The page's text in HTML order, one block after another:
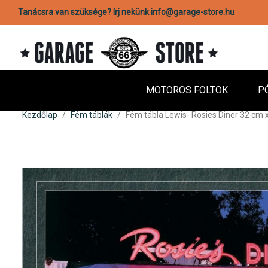
Tanácsra van szüksége? írj nekünk info@garage-store.hu
MOTOROS FOLTOK
Kezdőlap Fém táblák Fém tábla Lewis- Rosies Diner 32 cm